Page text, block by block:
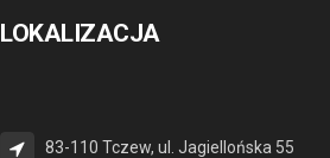
LOKALIZACJA
83-110 Tczew, ul. Jagiellońska 55